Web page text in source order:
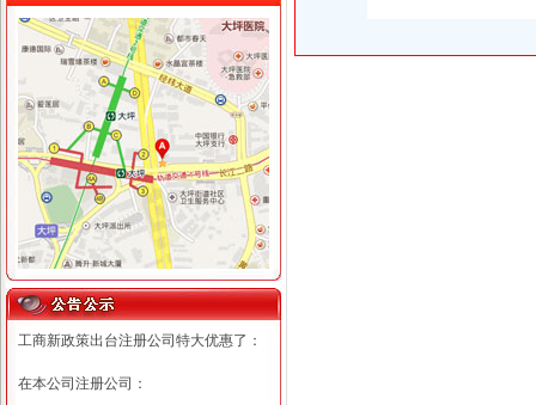
工商新政策出台注册公司特大优惠了：
在本公司注册公司：